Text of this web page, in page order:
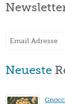
Neueste